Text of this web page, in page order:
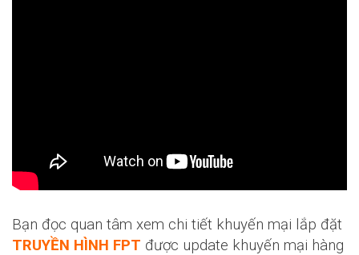
Bạn đọc quan tâm xem chi tiết khuyến mại lắp đặt
TRUYỀN HÌNH FPT được update khuyến mại hàng